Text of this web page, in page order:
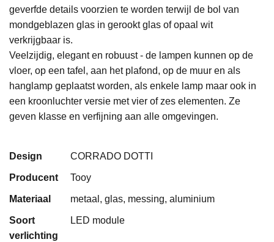
geverfde details voorzien te worden terwijl de bol van
mondgeblazen glas in gerookt glas of opaal wit
verkrijgbaar is.
Veelzijdig, elegant en robuust - de lampen kunnen op de
vloer, op een tafel, aan het plafond, op de muur en als
hanglamp geplaatst worden, als enkele lamp maar ook in
een kroonluchter versie met vier of zes elementen. Ze
geven klasse en verfijning aan alle omgevingen.
Design CORRADO DOTTI
Producent Tooy
Materiaal metaal, glas, messing, aluminium
Soort
verlichting
LED module